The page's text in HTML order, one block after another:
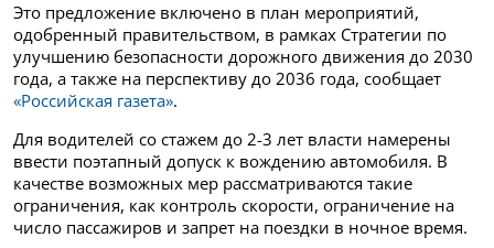
Это предложение включено в план мероприятий,
одобренный правительством, в рамках Стратегии по
улучшению безопасности дорожного движения до 2030
года, а также на перспективу до 2036 года, сообщает
«Российская газета».
Для водителей со стажем до 2-3 лет власти намерены
ввести поэтапный допуск к вождению автомобиля. В
качестве возможных мер рассматриваются такие
ограничения, как контроль скорости, ограничение на
число пассажиров и запрет на поездки в ночное время.